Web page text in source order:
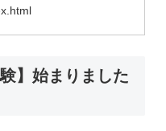
】始まりました